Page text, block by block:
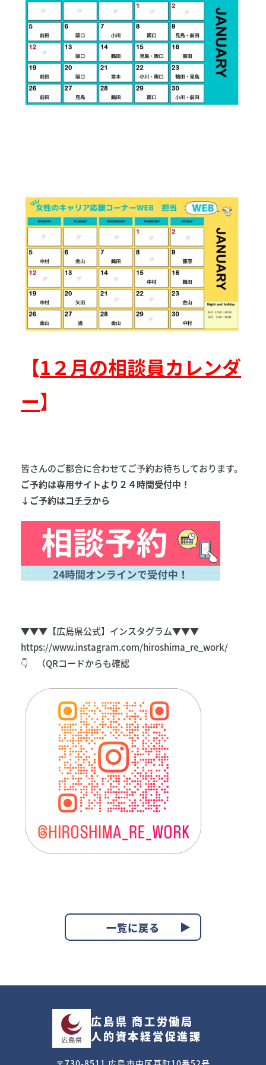
【1２月の相談員カレンダ
ー】
皆さんのご都合に合わせてご予約お待ちしております。
ご予約は専用サイトより２４時間受付中！
↓ご予約はコチラから
▼▼▼【広島県公式】インスタグラム▼▼▼
https://www.instagram.com/hiroshima_re_work/
👇 （QRコードからも確認
一覧に戻る
広島県 商工労働局
人的資本経営促進課